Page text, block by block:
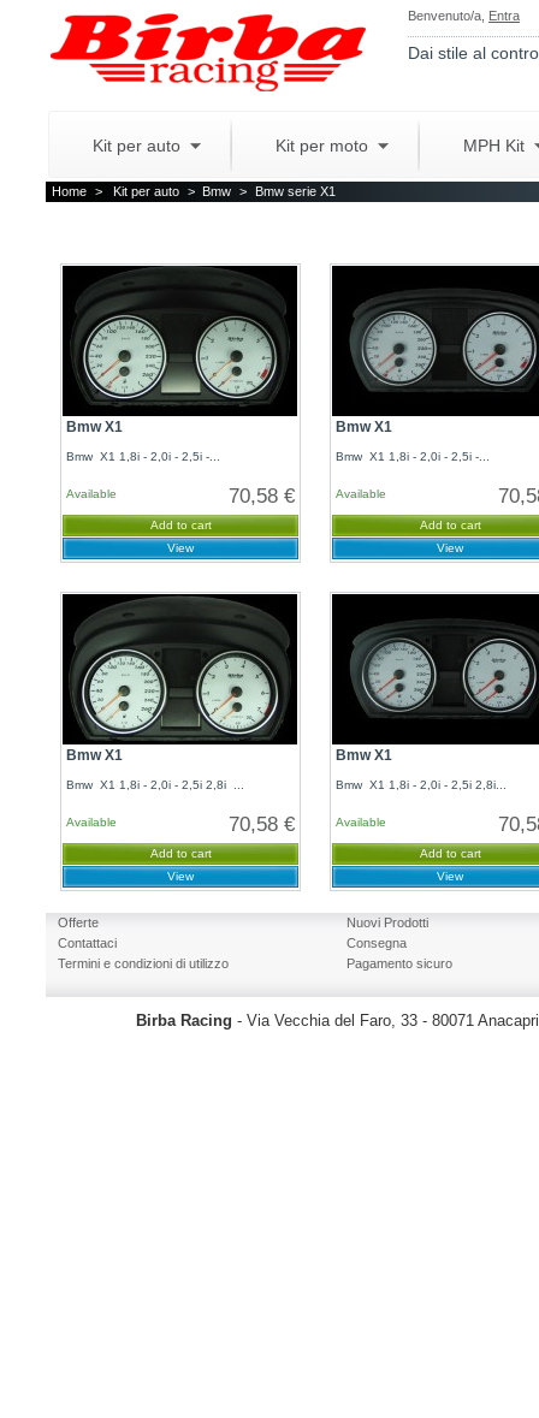
Kit per auto Kit per moto MPH Kit
Benvenuto/a, Entra
Dai stile al
Home > Kit per auto > Bmw > Bmw serie X1
Bmw X1
Bmw X1 1,8i - 2,0i - 2,5i -...
70,58 €
Available
Add to cart
View
Bmw X1
Bmw X1 1,8i - 2,0i - 2,5i -...
Available
Add to cart
View
Bmw X1
Bmw X1 1,8i - 2,0i - 2,5i 2,8i ...
70,58 €
Available
Add to cart
View
Bmw X1
Bmw X1 1,8i - 2,0i - 2,5i 2,8i...
Available
Add to cart
View
Offerte
Nuovi Prodotti
Contattaci
Consegna
Termini e condizioni di utilizzo
Pagamento sicuro
Birba Racing - Via Vecchia del Faro, 33 - 80071